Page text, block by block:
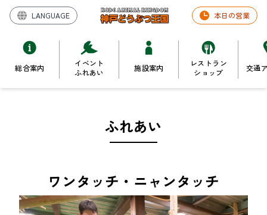
LANGUAGE 本日の営業
総合案内
イベント
ふれあい
施設案内
レストラン
ショップ
交通
ふれあい
ワンタッチ・ニャンタッチ